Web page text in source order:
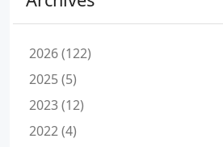
2026 (122)
2025 (5)
2023 (12)
2022 (4)